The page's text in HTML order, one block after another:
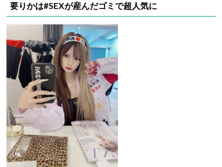
要りかは#SEXが産んだゴミで超人気に